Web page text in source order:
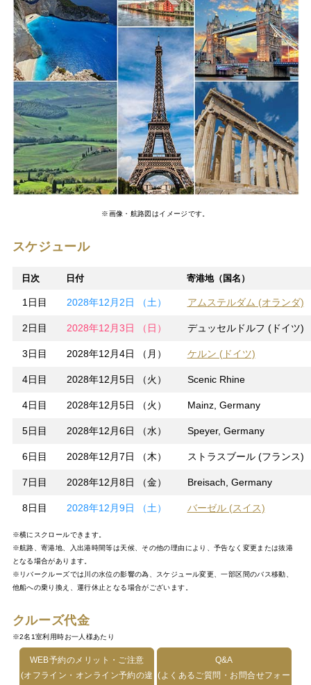
※画像・航路図はイメージです。
スケジュール
日次 日付 寄港地（国名）
1日目 2028年12月2日 （土） アムステルダム (オランダ)
2日目 2028年12月3日 （日） デュッセルドルフ (ドイツ)
3日目 2028年12月4日 （月） ケルン (ドイツ)
4日目 2028年12月5日 （火） Scenic Rhine
4日目 2028年12月5日 （火） Mainz, Germany
5日目 2028年12月6日 （水） Speyer, Germany
6日目 2028年12月7日 （木） ストラスブール (フランス)
7日目 2028年12月8日 （金） Breisach, Germany
8日目 2028年12月9日 （土） バーゼル (スイス)
※横にスクロールできます。
※航路、寄港地、入出港時間等は天候、その他の理由により、予告なく変更または抜港
となる場合があります。
※リバークルーズでは川の水位の影響の為、スケジュール変更、一部区間のバス移動、
他船への乗り換え、運行休止となる場合がございます。
クルーズ代金
※2名1室利用時お一人様あたり
WEB予約のメリット・ご注意
(オフライン・オンライン予約の違
Q&A
(よくあるご質問・お問合せフォー